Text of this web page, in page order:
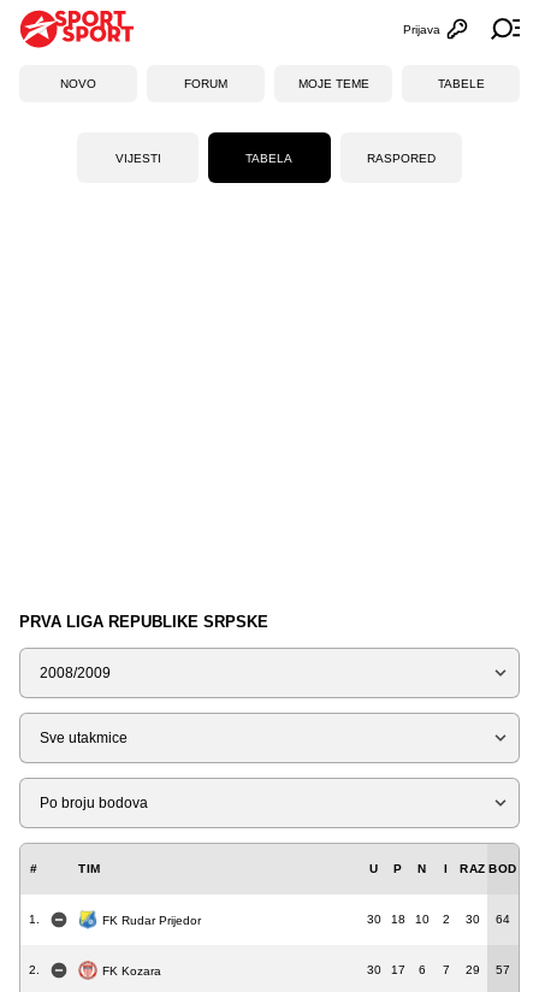
Otvori
Prijava
NOVO FORUM MOJE TEME TABELE
VIJESTI TABELA RASPORED
PRVA LIGA REPUBLIKE SRPSKE
Sezona
Tip
Liga
# TIM U P N I RAZ BOD
1. FK Rudar Prijedor 30 18 10 2 30 64
2. FK Kozara 30 17 6 7 29 57